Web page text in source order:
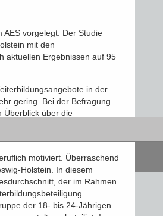
AES vorgelegt. Der Studie
mit den
aktuellen Ergebnissen auf 95
in der
gering. Bei der Befragung
Überblick über die
motiviert. Überraschend
Holstein. In diesem
der im Rahmen
der 18- bis 24-Jährigen